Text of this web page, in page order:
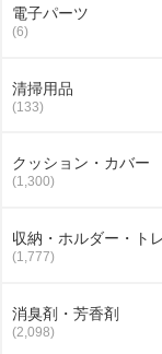
電子パーツ
(6)
清掃用品
(133)
クッション・カバー
(1,300)
収納・ホルダー・ト
(1,777)
消臭剤・芳香剤
(2,098)